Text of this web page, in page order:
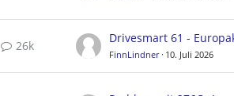
26k
FinnLindner 10. Juli 2026